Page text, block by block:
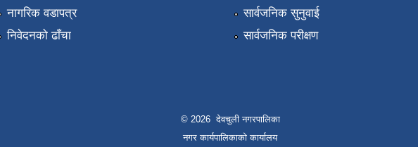
नागरिक वडापत्र
निवेदनको ढाँचा
सार्वजनिक सुनुवाई
सार्वजनिक परीक्षण
© 2026 देवचुली नगरपालिका
नगर कार्यपालिकाको कार्यालय